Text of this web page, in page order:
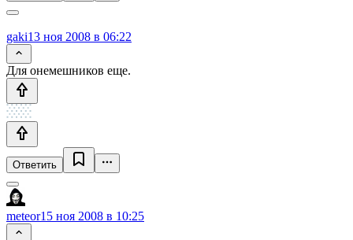
gaki13 ноя 2008 в 06:22
Для онемешников еще.
Ответить
meteor15 ноя 2008 в 10:25